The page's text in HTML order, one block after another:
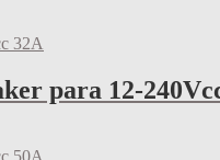
para 12-